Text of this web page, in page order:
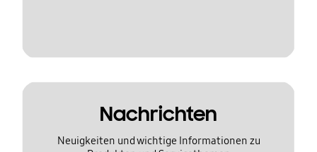
Nachrichten
Neuigkeiten und wichtige Informationen zu